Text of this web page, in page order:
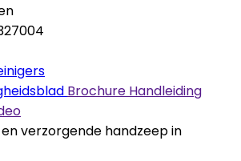
Brochure Handleiding
verzorgende handzeep in